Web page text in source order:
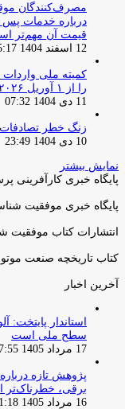
مصرف‌کنندگان
درباره خدمات پس
قیمت آن مهم‌تر
12 اسفند 1404 15:17
کمیته ملی
را از ۱ آوریل ۲۰۲۶ ممنوع کرد
11 دی 1404 07:32
زنگ خطر تصادفات
10 دی 1404 23:49
نمایش بیشتر
پایگاه خبری کارآفرینی
پایگاه خبری موفقیت
انتشارات کتاب موفقیت
کتاب تاریخچه صنعت
آخرین اخبار
استاندار پایتخت:
سطح ملی است
17 مرداد 1405 17:55
پژوهش تازه
برقی، خطرناک‌تر
16 مرداد 1405 21:18